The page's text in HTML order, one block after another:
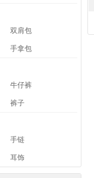
双肩包
手拿包
牛仔裤
裤子
手链
耳饰